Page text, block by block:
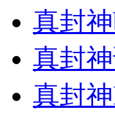
真封
真封
真封